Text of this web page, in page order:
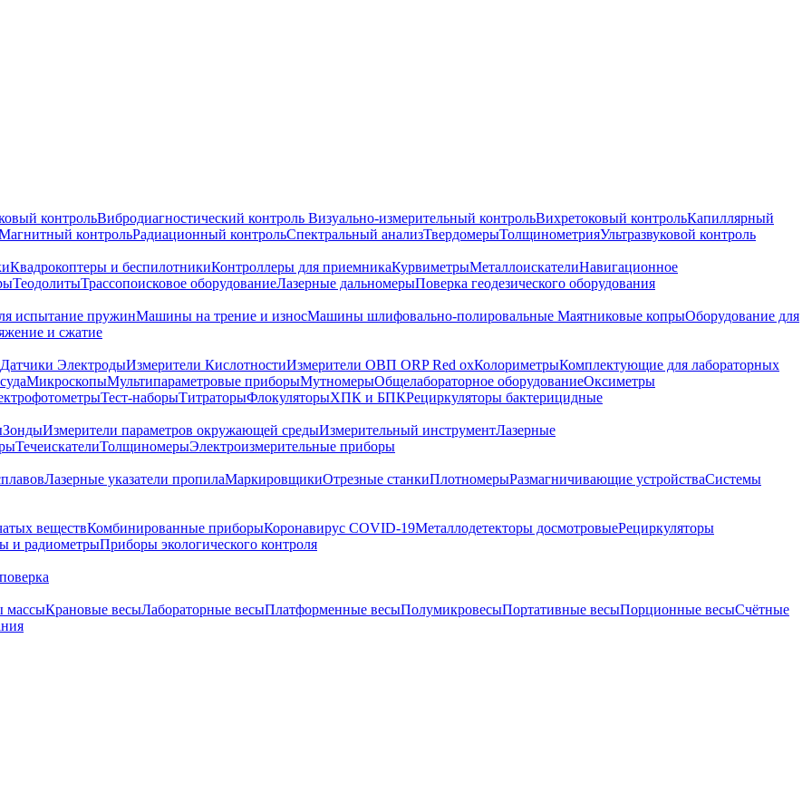
контрольВибродиагностический контроль Визуально-измерительный контрольВихретоковый контрольКапиллярный
контрольРадиационный контрольСпектральный анализТвердомерыТолщинометрияУльтразвуковой контроль
Квадрокоптеры и беспилотникиКонтроллеры для приемникаКурвиметрыМеталлоискателиНавигационное
ТеодолитыТрассопоисковое оборудованиеЛазерные дальномерыПоверка геодезического оборудования
испытание пружинМашины на трение и износМашины шлифовально-полировальные Маятниковые копрыОборудование для
и сжатие
Датчики ЭлектродыИзмерители КислотностиИзмерители ОВП ORP Red oxКолориметрыКомплектующие для лабораторных
МикроскопыМультипараметровые приборыМутномерыОбщелабораторное оборудованиеОксиметры
Тест-наборыТитраторыФлокуляторыХПК и БПКРециркуляторы бактерицидные
ЗондыИзмерители параметров окружающей средыИзмерительный инструментЛазерные
ТечеискателиТолщиномерыЭлектроизмерительные приборы
Лазерные указатели пропилаМаркировщикиОтрезные станкиПлотномерыРазмагничивающие устройстваСистемы
веществКомбинированные приборыКоронавирус COVID-19Металлодетекторы досмотровыеРециркуляторы
и радиометрыПриборы экологического контроля
массыКрановые весыЛабораторные весыПлатформенные весыПолумикровесыПортативные весыПорционные весыСчётные